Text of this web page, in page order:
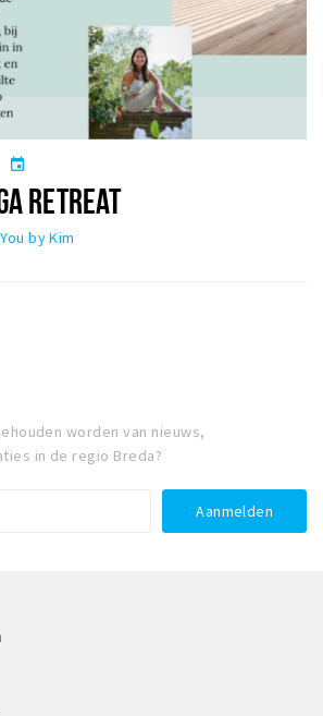
event
RETREAT
by Kim
worden van nieuws,
in de regio Breda?